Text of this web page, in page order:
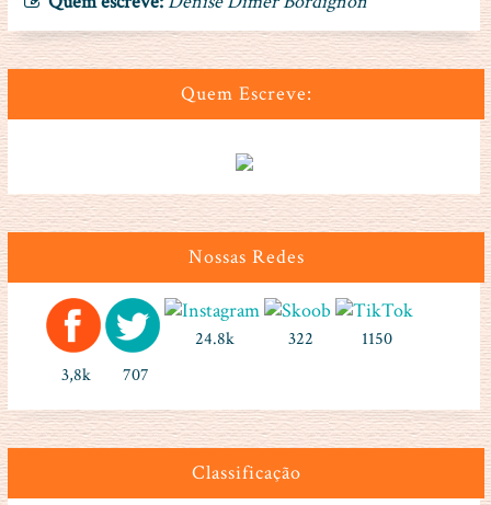
Quem Escreve:
Nossas Redes
3,8k 707
24.8k 322 1150
Classificação